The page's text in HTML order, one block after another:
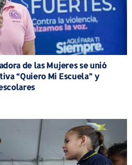
de las Mujeres se unió
“Quiero Mi Escuela” y